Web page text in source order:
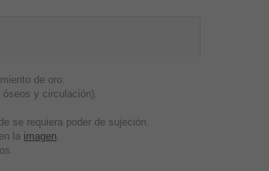
de oro.
y circulación).
se requiera poder de sujeción.
la imagen.